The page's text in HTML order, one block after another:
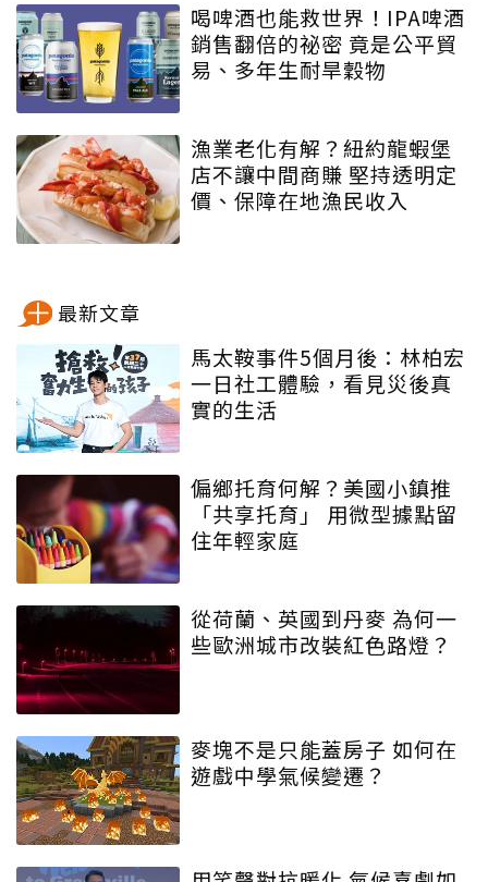
喝啤酒也能救世界！IPA啤酒
銷售翻倍的祕密 竟是公平貿
易、多年生耐旱穀物
漁業老化有解？紐約龍蝦堡
店不讓中間商賺 堅持透明定
價、保障在地漁民收入
最新文章
馬太鞍事件5個月後：林柏宏
一日社工體驗，看見災後真
實的生活
偏鄉托育何解？美國小鎮推
「共享托育」 用微型據點留
住年輕家庭
從荷蘭、英國到丹麥 為何一
些歐洲城市改裝紅色路燈？
麥塊不是只能蓋房子 如何在
遊戲中學氣候變遷？